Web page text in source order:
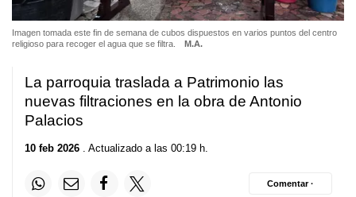
Imagen tomada este fin de semana de cubos dispuestos en varios puntos del centro
religioso para recoger el agua que se filtra.
M.A.
La parroquia traslada a Patrimonio las
nuevas filtraciones en la obra de Antonio
Palacios
10 feb 2026 . Actualizado a las 00:19 h.
Comentar ·